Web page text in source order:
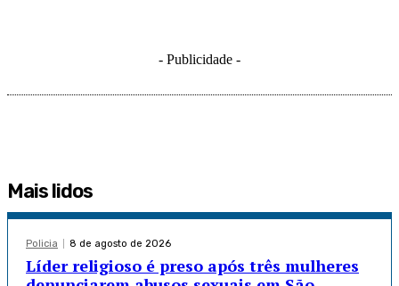
- Publicidade -
Mais lidos
Policia 8 de agosto de 2026
Líder religioso é preso após três mulheres